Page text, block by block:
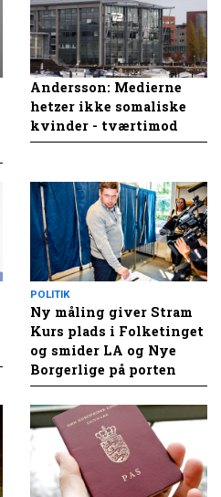
Andersson: Medierne
hetzer ikke somaliske
kvinder - tværtimod
POLITIK
Ny måling giver Stram
Kurs plads i Folketinget
og smider LA og Nye
Borgerlige på porten